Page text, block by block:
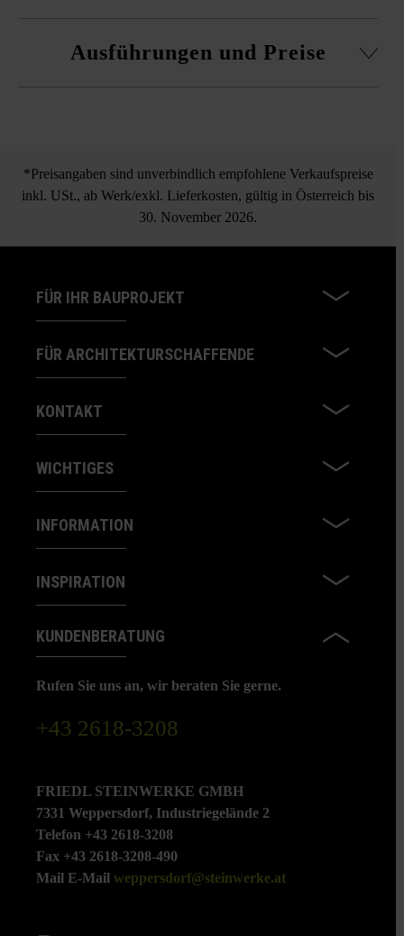
Hochleistungsbeton ist ein lebendiges Naturprodukt.
alle Formate separat lieferbar
Bei Verwendung verschiedener Formate kann es
Ausführungen und Preise
*Preisangaben sind unverbindlich empfohlene Verkaufspreise
inkl. USt., ab Werk/exkl. Lieferkosten, gültig in Österreich bis
30. November 2026.
FÜR IHR BAUPROJEKT
FÜR ARCHITEKTURSCHAFFENDE
KONTAKT
WICHTIGES
INFORMATION
INSPIRATION
KUNDENBERATUNG
Rufen Sie uns an, wir beraten Sie gerne.
+43 2618-3208
FRIEDL STEINWERKE GMBH
7331 Weppersdorf, Industriegelände 2
Telefon +43 2618-3208
Fax +43 2618-3208-490
Mail E-Mail weppersdorf@steinwerke.at